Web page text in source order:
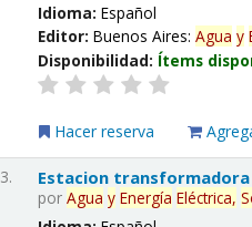
Idioma:Español
Editor:Buenos Aires:Agua y
Disponibilidad: Ítems
Hacer reserva
3. Estacion
porAgua y Energía Eléctrica,